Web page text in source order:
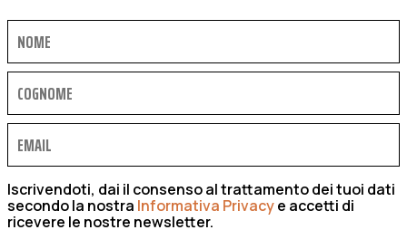
Iscrivendoti, dai il consenso al trattamento dei tuoi dati
secondo la nostra Informativa Privacye accetti di
ricevere le nostre newsletter.